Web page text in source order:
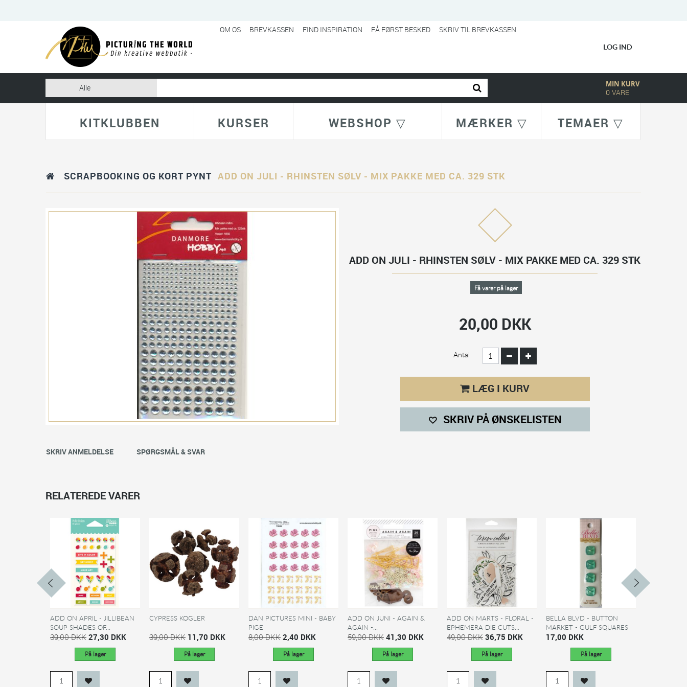
OM OS BREVKASSEN FIND INSPIRATION FÅ FØRST BESKED
SKRIV TIL BREVKASSEN
LOG IND
MIN KURV
0 VARE
KITKLUBBEN KURSER WEBSHOP ▽ MÆRKER ▽ TEMAER ▽
SCRAPBOOKING OG KORT PYNT ADD ON JULI - RHINSTEN SØLV - MIX PAKKE MED CA. 329 STK
ADD ON JULI - RHINSTEN SØLV - MIX PAKKE MED CA. 329 STK
Få varer på lager
20,00 DKK
Antal
LÆG I KURV
SKRIV PÅ ØNSKELISTEN
SKRIV ANMELDELSE SPØRGSMÅL & SVAR
RELATEREDE VARER
ADD ON APRIL - JILLIBEAN
SOUP SHADES OF...
39,00 DKK 27,30 DKK
På lager
CYPRESS KOGLER
39,00 DKK 11,70 DKK
På lager
DAN PICTURES MINI - BABY
PIGE
8,00 DKK 2,40 DKK
På lager
ADD ON JUNI - AGAIN &
AGAIN -...
59,00 DKK 41,30 DKK
På lager
ADD ON MARTS - FLORAL -
EPHEMERA DIE CUTS...
49,00 DKK 36,75 DKK
På lager
BELLA BLVD - BUTTON
MARKET - GULF SQUARES
17,00 DKK
På lager